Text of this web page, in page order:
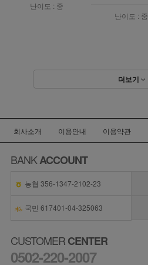
난이도 : 중
난이도 : 중
더보기
회사소개 이용안내 이용약관
BANKACCOUNT
농협 356-1347-2102-23
국민 617401-04-325063
CUSTOMERCENTER
0502-220-2007